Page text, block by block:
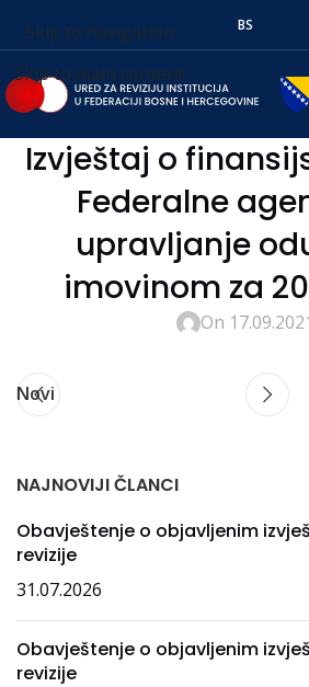
Skip to navigation
Skip to main content
BS
Izvještaj o
Federalne
upravljanje
imovinom za
On
Novi
NAJNOVIJI ČLANCI
Obavještenje o objavljenim
revizije
31.07.2026
Obavještenje o objavljenim
revizije